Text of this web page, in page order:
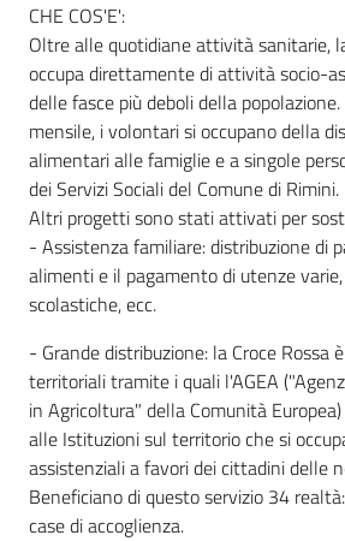
Informazioni
locali
Newsletter
CHE COS'E':
Oltre alle quotidiane attività sanitarie,
occupa direttamente di attività socio-
delle fasce più deboli della
mensile, i volontari si occupano della
alimentari alle famiglie e a singole
dei Servizi Sociali del Comune di Rimini.
Altri progetti sono stati attivati per
- Assistenza familiare: distribuzione di
alimenti e il pagamento di utenze
scolastiche, ecc.
- Grande distribuzione: la Croce Rossa
territoriali tramite i quali l'AGEA
in Agricoltura" della Comunità
alle Istituzioni sul territorio che si
assistenziali a favori dei cittadini delle
Beneficiano di questo servizio 34
case di accoglienza.